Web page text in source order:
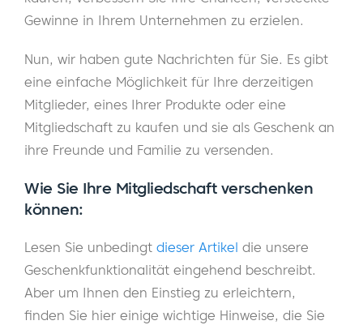
Gewinne in Ihrem Unternehmen zu erzielen.
Nun, wir haben gute Nachrichten für Sie. Es gibt
eine einfache Möglichkeit für Ihre derzeitigen
Mitglieder, eines Ihrer Produkte oder eine
Mitgliedschaft zu kaufen und sie als Geschenk an
ihre Freunde und Familie zu versenden.
Wie Sie Ihre Mitgliedschaft verschenken
können:
Lesen Sie unbedingt dieser Artikel die unsere
Geschenkfunktionalität eingehend beschreibt.
Aber um Ihnen den Einstieg zu erleichtern,
finden Sie hier einige wichtige Hinweise, die Sie